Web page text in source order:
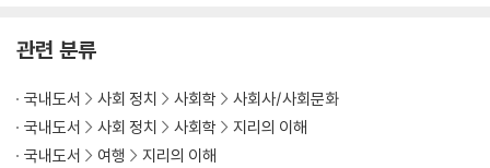
관련 분류
국내도서 사회 정치 사회학
사회사/사회문화
국내도서
사회 정치 사회학
지리의 이해
국내도서
여행 지리의 이해